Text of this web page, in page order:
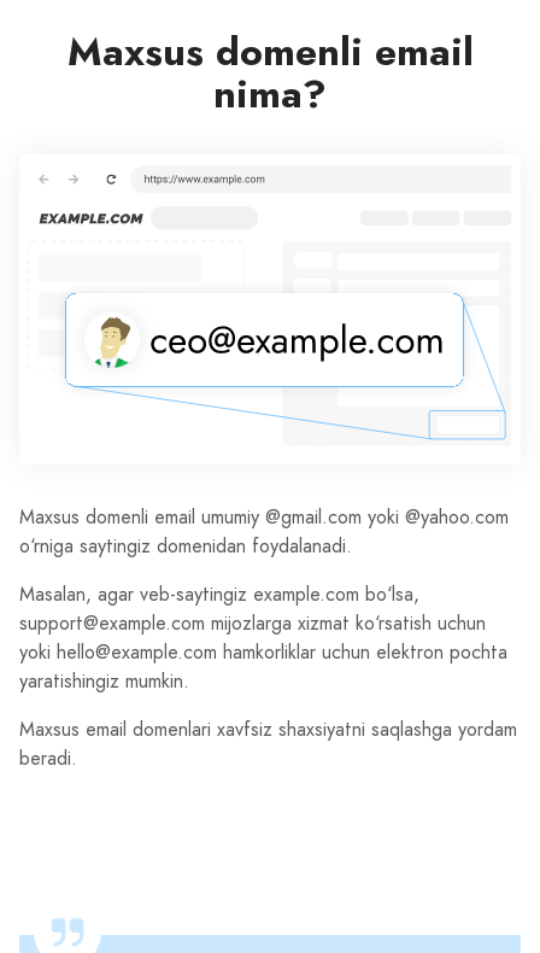
Maxsus domenli email
nima?
Maxsus domenli email umumiy @gmail.com yoki @yahoo.com
o‘rniga saytingiz domenidan foydalanadi.
Masalan, agar veb-saytingiz example.com bo‘lsa,
support@example.com mijozlarga xizmat ko‘rsatish uchun
yoki hello@example.com hamkorliklar uchun elektron pochta
yaratishingiz mumkin.
Maxsus email domenlari xavfsiz shaxsiyatni saqlashga yordam
beradi.